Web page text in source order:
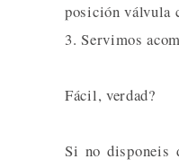
posición válvula
3. Servimos
Fácil, verdad?
Si no disponeis